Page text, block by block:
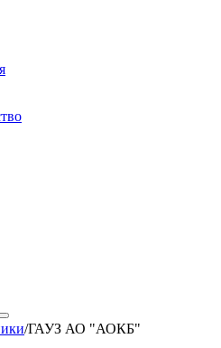
/ГАУЗ АО "АОКБ"